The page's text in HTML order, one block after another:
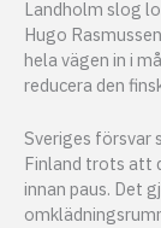
Landholm slog
Hugo
hela vägen in i
reducera den
Sveriges försvar
Finland trots att
innan paus. Det